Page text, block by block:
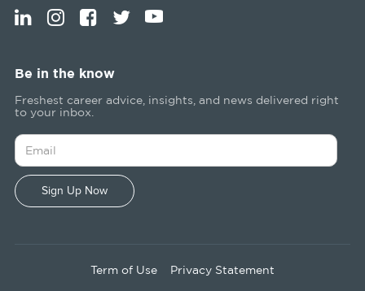
Be in the know
Freshest career advice, insights, and news delivered right
to your inbox.
Term of Use Privacy Statement